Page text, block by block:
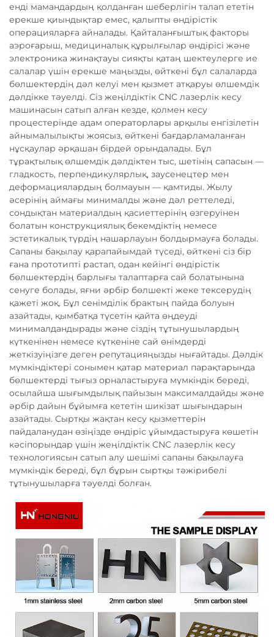
енді мамандардың қолданған шеберлігін талап ететін
ерекше қиындықтар емес, қалыпты өндірістік
операцияларға айналады. Қайталанғыштық факторы
аэроғарыш, медициналық құрылғылар өндірісі және
электроника жинақтауы сияқты қатаң шектеулерге ие
салалар үшін ерекше маңызды, өйткені бұл салаларда
бөлшектердің дәл келуі мен қызмет атқаруы өлшемдік
дәлдікке тәуелді. Сіз жеңілдіктік CNC лазерлік кесу
машинасын сатып алған кезде, қолмен кесу
процестерінде адам операторлары арқылы енгізілетін
айнымалылықты жоясыз, өйткені бағдарламаланған
нұсқаулар әрқашан бірдей орындалады. Бұл
тұрақтылық өлшемдік дәлдіктен тыс, шетінің сапасын —
гладкость, перпендикулярлық, заусенецтер мен
деформациялардың болмауын — қамтиды. Жылу
әсерінің аймағы минималды және дәл реттеледі,
сондықтан материалдың қасиеттерінің өзгеруінен
болатын конструкциялық бекемдіктің немесе
эстетикалық түрдің нашарлауын болдырмауға болады.
Сапаны бақылау қарапайымдай түседі, өйткені сіз бір
ғана прототипті растап, одан кейінгі өндірістік
бөлшектердің барлығы талаптарға сай болатынына
сенуге болады, яғни әрбір бөлшекті жеке тексерудің
қажеті жоқ. Бұл сенімділік брактың пайда болуын
азайтады, қымбатқа түсетін қайта өңдеуді
минималдандырады және сіздің тұтынушылардың
күткенінен немесе күткеніне сай өнімдерді
жеткізуіңізге деген репутацияңызды нығайтады. Дәлдік
мүмкіндіктері сонымен қатар материал парақтарында
бөлшектерді тығыз орналастыруға мүмкіндік береді,
осылайша шығымдылық пайызын максималдайды және
әрбір дайын бұйымға кететін шикізат шығындарын
азайтады. Сыртқы жақтан кесу қызметтерін
пайдаланудан өзіңізде өндіріс ұйымдастыруға көшетін
кәсіпорындар үшін жеңілдіктік CNC лазерлік кесу
технологиясын сатып алу шешімі сапаны бақылауға
мүмкіндік береді, бұл бұрын сыртқы тәжірибелі
тұтынушыларға тәуелді болған.